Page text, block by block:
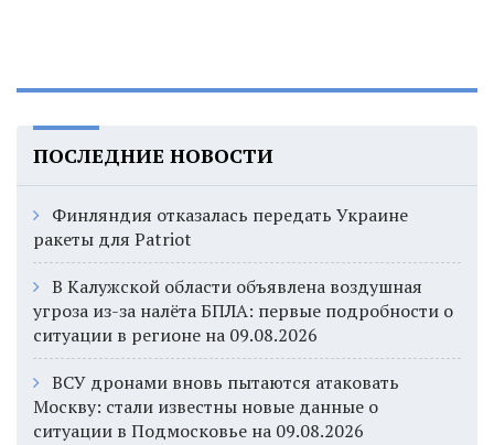
ПОСЛЕДНИЕ НОВОСТИ
Финляндия отказалась передать Украине
ракеты для Patriot
В Калужской области объявлена воздушная
угроза из-за налёта БПЛА: первые подробности о
ситуации в регионе на 09.08.2026
ВСУ дронами вновь пытаются атаковать
Москву: стали известны новые данные о
ситуации в Подмосковье на 09.08.2026